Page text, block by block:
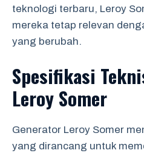
teknologi terbaru, Leroy
mereka tetap relevan
yang berubah.
Spesifikasi
Leroy Somer
Generator Leroy Somer
yang dirancang untuk